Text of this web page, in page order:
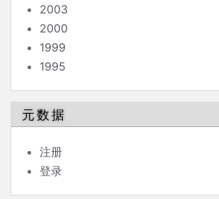
2003
2000
1999
1995
元数据
注册
登录